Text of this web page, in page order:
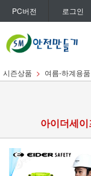
PC버전 로그인
시즌상품 여름-하계용품
아이더세